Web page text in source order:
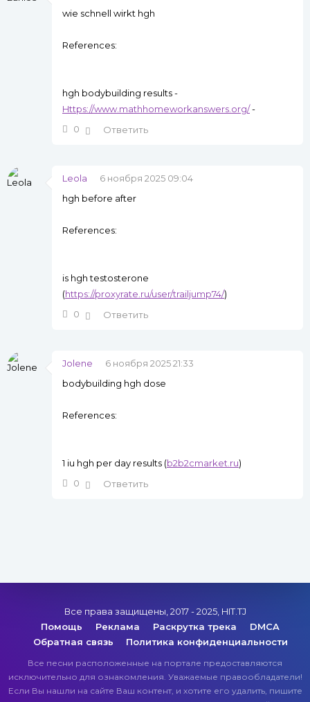
wie schnell wirkt hgh
References:
hgh bodybuilding results -
Https://www.mathhomeworkanswers.org/-
0
Ответить
Leola
6 ноября 2025 09:04
hgh before after
References:
is hgh testosterone
(https://proxyrate.ru/user/trailjump74/)
0
Ответить
Jolene
6 ноября 2025 21:33
bodybuilding hgh dose
References:
1 iu hgh per day results (b2b2cmarket.ru)
0
Ответить
Все права защищены, 2017 - 2025, HIT.TJ
Помощь
Реклама Раскрутка трека
DMCA
Обратная связь
Политика конфиденциальности
Все песни расположенные на портале предоставляются
исключительно для ознакомления. Уважаемые правообладатели!
Если Вы нашли на сайте Ваш контент, и хотите его удалить, пишите